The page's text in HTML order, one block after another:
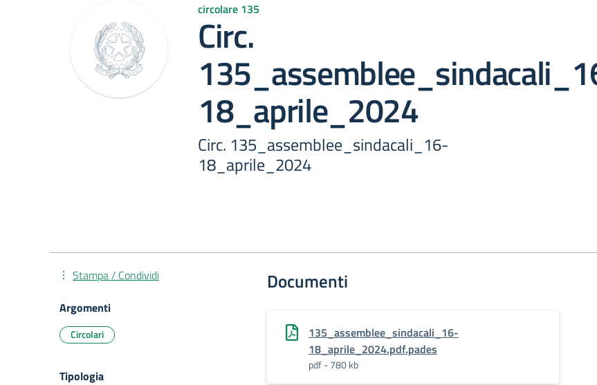
circolare 135
Circ.
18_aprile_2024
Circ. 135_assemblee_sindacali_16-
18_aprile_2024
Documenti
135_assemblee_sindacali_16-
18_aprile_2024.pdf.pades
pdf - 780 kb
Stampa / Condividi
Argomenti
Circolari
Tipologia